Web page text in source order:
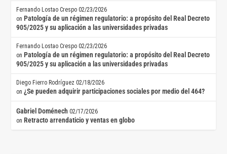
Fernando Lostao Crespo 02/23/2026
on Patología de un régimen regulatorio: a propósito del Real Decreto
905/2025 y su aplicación a las universidades privadas
Fernando Lostao Crespo 02/23/2026
on Patología de un régimen regulatorio: a propósito del Real Decreto
905/2025 y su aplicación a las universidades privadas
Diego Fierro Rodríguez 02/18/2026
on¿Se pueden adquirir participaciones sociales por medio del 464?
Gabriel Doménech 02/17/2026
on Retracto arrendaticio y ventas en globo